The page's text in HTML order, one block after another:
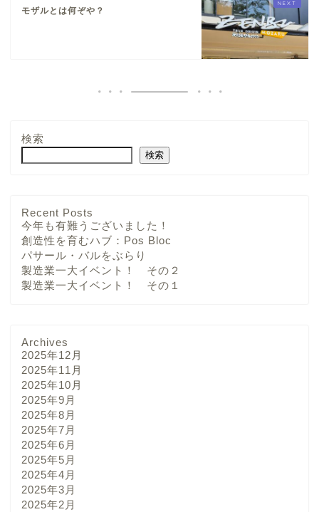
モザルとは何ぞや？
検索
検索
Recent Posts
今年も有難うございました！
創造性を育むハブ：Pos Bloc
パサール・バルをぶらり
製造業一大イベント！ その２
製造業一大イベント！ その１
Archives
2025年12月
2025年11月
2025年10月
2025年9月
2025年8月
2025年7月
2025年6月
2025年5月
2025年4月
2025年3月
2025年2月